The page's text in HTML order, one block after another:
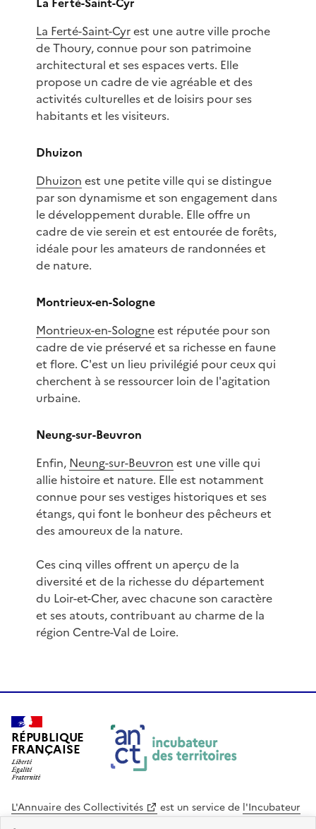
La Ferté-Saint-Cyrest une autre ville proche
de Thoury, connue pour son patrimoine
architectural et ses espaces verts. Elle
propose un cadre de vie agréable et des
activités culturelles et de loisirs pour ses
habitants et les visiteurs.
Dhuizon
Dhuizon est une petite ville qui se distingue
par son dynamisme et son engagement dans
le développement durable. Elle offre un
cadre de vie serein et est entourée de forêts,
idéale pour les amateurs de randonnées et
de nature.
Montrieux-en-Sologne
Montrieux-en-Sologneest réputée pour son
cadre de vie préservé et sa richesse en faune
et flore. C'est un lieu privilégié pour ceux qui
cherchent à se ressourcer loin de l'agitation
urbaine.
Neung-sur-Beuvron
Enfin, Neung-sur-Beuvron est une ville qui
allie histoire et nature. Elle est notamment
connue pour ses vestiges historiques et ses
étangs, qui font le bonheur des pêcheurs et
des amoureux de la nature.
Ces cinq villes offrent un aperçu de la
diversité et de la richesse du département
du Loir-et-Cher, avec chacune son caractère
et ses atouts, contribuant au charme de la
région Centre-Val de Loire.
RÉPUBLIQUE
FRANÇAISE
L'Annuaire des Collectivités est un service de l'Incubateur
des Territoires